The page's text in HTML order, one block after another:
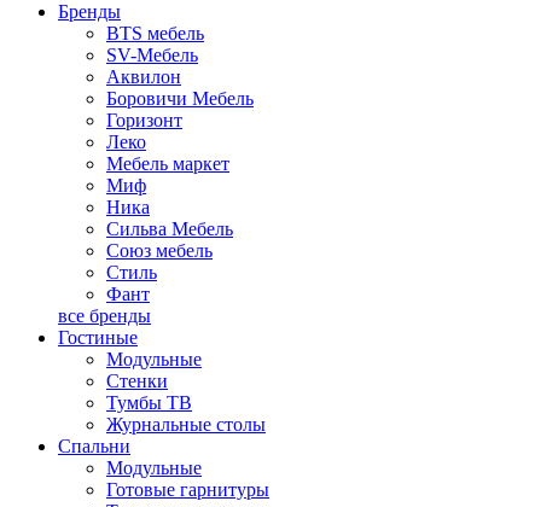
Бренды
BTS мебель
SV-Мебель
Аквилон
Боровичи Мебель
Горизонт
Леко
Мебель маркет
Миф
Ника
Сильва Мебель
Союз мебель
Стиль
Фант
все бренды
Гостиные
Модульные
Стенки
Тумбы ТВ
Журнальные столы
Спальни
Модульные
Готовые гарнитуры